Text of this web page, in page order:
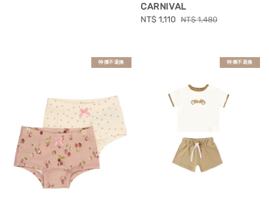
CARNIVAL
Sale
NT$ 1,110 Regular
NT$ 1,480
特價不退換 特價不退換